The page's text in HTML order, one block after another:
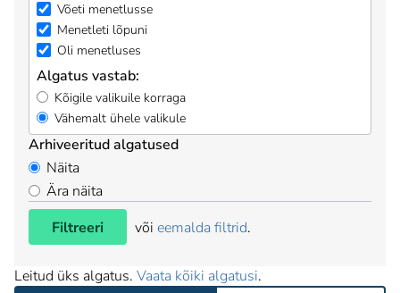
Võeti menetlusse
Menetleti lõpuni
Oli menetluses
Algatus vastab:
Kõigile valikuile korraga
Vähemalt ühele valikule
Arhiveeritud algatused
Näita
Ära näita
Filtreeri
või eemalda filtrid.
Leitud üks algatus. Vaata kõiki algatusi.